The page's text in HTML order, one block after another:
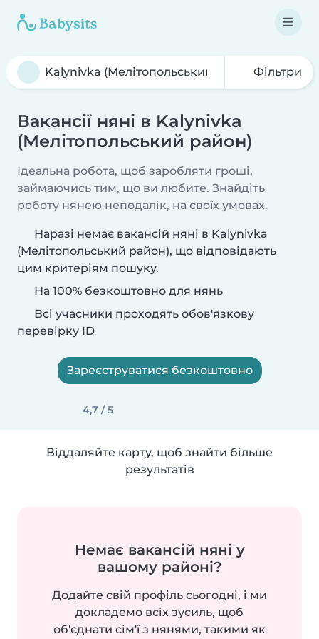
Фільтри
Вакансії няні в Kalynivka
(Мелітопольський район)
Ідеальна робота, щоб заробляти гроші,
займаючись тим, що ви любите. Знайдіть
роботу нянею неподалік, на своїх умовах.
Наразі немає вакансій няні в Kalynivka
(Мелітопольський район), що відповідають
цим критеріям пошуку.
На 100% безкоштовно для нянь
Всі учасники проходять обов'язкову
перевірку ID
Зареєструватися безкоштовно
4,7 / 5
Віддаляйте карту, щоб знайти більше
результатів
Немає вакансій няні у
вашому районі?
Додайте свій профіль сьогодні, і ми
докладемо всіх зусиль, щоб
об'єднати сім'ї з нянями, такими як